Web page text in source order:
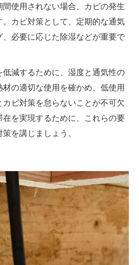
使用されない場合、カビの発生
。カビ対策として、定期的な通気
必要に応じた除湿などが重要で
低減するために、湿度と通気性の
の適切な使用を確かめ、低使用
ビ対策を怠らないことが不可欠
在を実現するために、これらの要
を講じましょう。